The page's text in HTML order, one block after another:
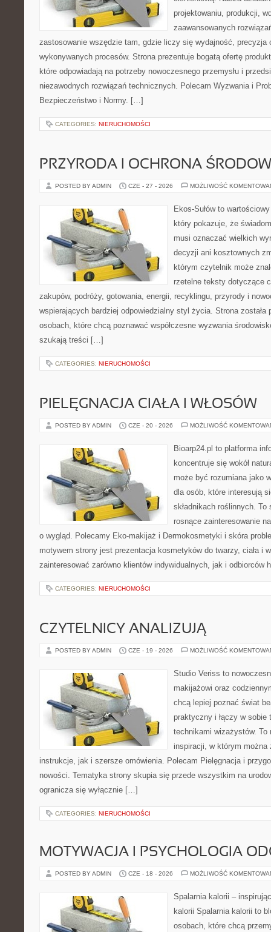
projektowaniu, produkcji,
zaawansowanych
zastosowanie wszędzie tam, gdzie liczy się wydajność, precyzja
wykonywanych procesów. Strona prezentuje bogatą ofertę
które odpowiadają na potrzeby nowoczesnego przemysłu i
niezawodnych rozwiązań technicznych. Polecam Wyzwania i
Bezpieczeństwo i Normy. […]
CATEGORIES: NIERUCHOMOŚCI
PRZYRODA I OCHRONA
POSTED BY ADMIN CZE - 27 - 2026 MOŻLIWOŚĆ
Ekos-Sułów to
który pokazuje, że
musi oznaczać wielkich
decyzji ani kosztownych
którym czytelnik może
rzetelne teksty dotyczące
zakupów, podróży, gotowania, energii, recyklingu, przyrody i
wspierających bardziej odpowiedzialny styl życia. Strona została
osobach, które chcą poznawać współczesne wyzwania
szukają treści […]
CATEGORIES: NIERUCHOMOŚCI
PIELĘGNACJA CIAŁA I WŁOSÓW
POSTED BY ADMIN CZE - 20 - 2026 MOŻLIWOŚĆ
Bioarp24.pl to platforma
koncentruje się wokół
może być rozumiana jako
dla osób, które interesują
składnikach roślinnych.
rosnące zainteresowanie
o wygląd. Polecamy Eko-makijaż i Dermokosmetyki i skóra
motywem strony jest prezentacja kosmetyków do twarzy, ciała i
zainteresować zarówno klientów indywidualnych, jak i
CATEGORIES: NIERUCHOMOŚCI
CZYTELNICY ANALIZUJĄ
POSTED BY ADMIN CZE - 19 - 2026 MOŻLIWOŚĆ
Studio Veriss to
makijażowi oraz
chcą lepiej poznać świat
praktyczny i łączy w sobie
technikami wizażystów. To
inspiracji, w którym można
instrukcje, jak i szersze omówienia. Polecam Pielęgnacja i
nowości. Tematyka strony skupia się przede wszystkim na
ogranicza się wyłącznie […]
CATEGORIES: NIERUCHOMOŚCI
MOTYWACJA I PSYCHOLOGIA
POSTED BY ADMIN CZE - 18 - 2026 MOŻLIWOŚĆ
Spalarnia kalorii –
kalorii Spalarnia kalorii to
osobach, które chcą